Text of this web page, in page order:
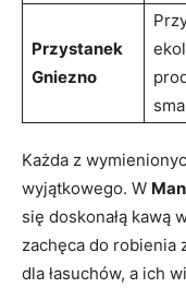
Przystanek
Gniezno
Każda z
wyjątkowego.⁣ W
⁢się doskonałą kawą
zachęca do robienia
dla łasuchów, a ich​